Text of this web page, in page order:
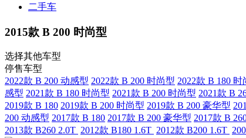
二手车
2015款 B 200 时尚型
选择其他车型
停售车型
2022款 B 200 动感型 2022款 B 200 时尚型 2022款 B 180 时
感型 2021款 B 180 时尚型 2021款 B 200 时尚型 2021款 B
2019款 B 180 2019款 B 200 时尚型 2019款 B 200 豪华型
200 动感型 2017款 B 180 2017款 B 200 豪华型 2017款 B
2013款 B260 2.0T 2012款 B180 1.6T 2012款 B200 1.6T